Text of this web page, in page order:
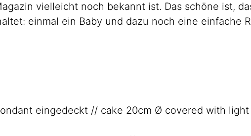
vielleicht noch bekannt ist. Das schöne ist,
einmal ein Baby und dazu noch eine einfache
eingedeckt // cake 20cm Ø covered with